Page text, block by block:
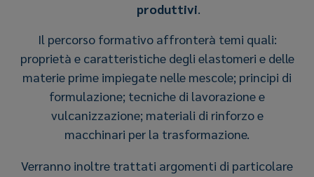
produttivi.
Il percorso formativo affronterà temi quali:
proprietà e caratteristiche degli elastomeri e delle
materie prime impiegate nelle mescole; principi di
formulazione; tecniche di lavorazione e
vulcanizzazione; materiali di rinforzo e
macchinari per la trasformazione.
Verranno inoltre trattati argomenti di particolare